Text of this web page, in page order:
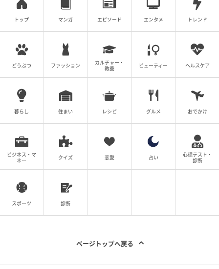
石張りの浴槽から紅葉に染まる渓谷を一望でき、半露
天ならではの開放感が魅力です。
け、緑を眺めながらととのえます。
トップ マンガ エピソード エンタメ トレンド
どうぶつ ファッション
カルチャー・
教養
ビューティー ヘルスケア
暮らし 住まい レシピ グルメ おでかけ
ビジネス・マ
ネー
クイズ 恋愛 占い
心理テスト・
診断
スポーツ 診断
ページトップへ戻る